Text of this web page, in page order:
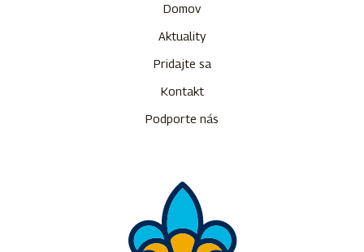
Domov
Aktuality
Pridajte sa
Kontakt
Podporte nás